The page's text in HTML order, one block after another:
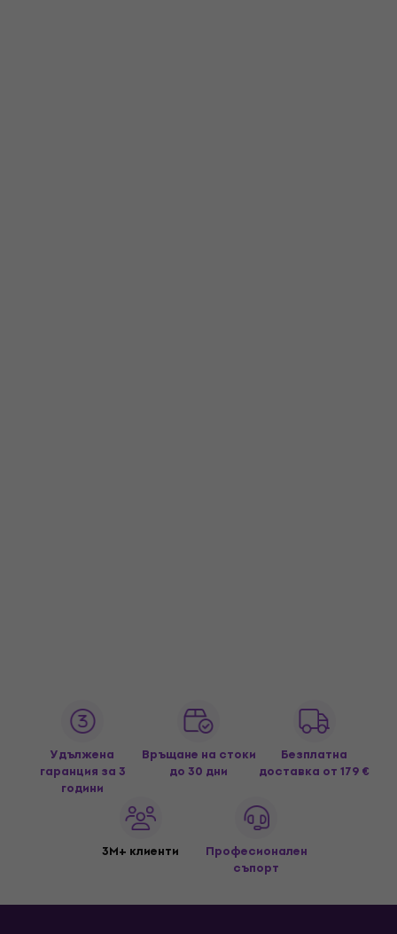
Удължена
гаранция за 3
години
Връщане на стоки
до 30 дни
Безплатна
доставка от 179 €
3M+ клиенти
Професионален
съпорт